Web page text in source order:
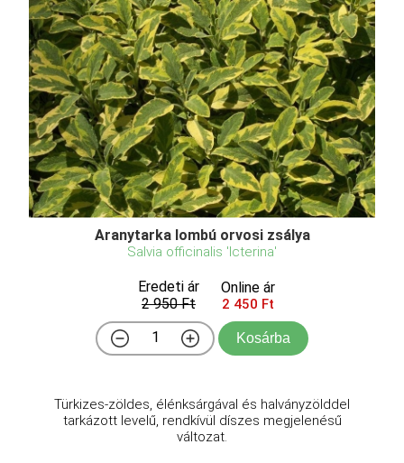
Aranytarka lombú orvosi zsálya
Salvia officinalis 'Icterina'
Eredeti ár
2 950 Ft
Online ár
2 450 Ft
Kosárba
Türkizes-zöldes, élénksárgával és halványzölddel
tarkázott levelű, rendkívül díszes megjelenésű
változat.